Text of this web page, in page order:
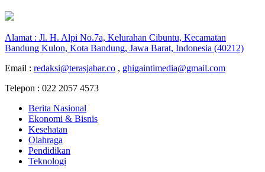
Alamat : Jl. H. Alpi No.7a, Kelurahan Cibuntu, Kecamatan
Bandung Kulon, Kota Bandung, Jawa Barat, Indonesia (40212)
Email : redaksi@terasjabar.co , ghigaintimedia@gmail.com
Telepon : 022 2057 4573
Berita Nasional
Ekonomi & Bisnis
Kesehatan
Olahraga
Pendidikan
Teknologi